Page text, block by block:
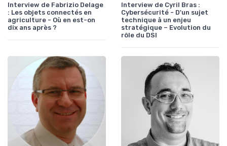
Interview de Fabrizio Delage
: Les objets connectés en
agriculture - Où en est-on
dix ans après ?
Interview de Cyril Bras :
Cybersécurité - D'un sujet
technique à un enjeu
stratégique – Evolution du
rôle du DSI